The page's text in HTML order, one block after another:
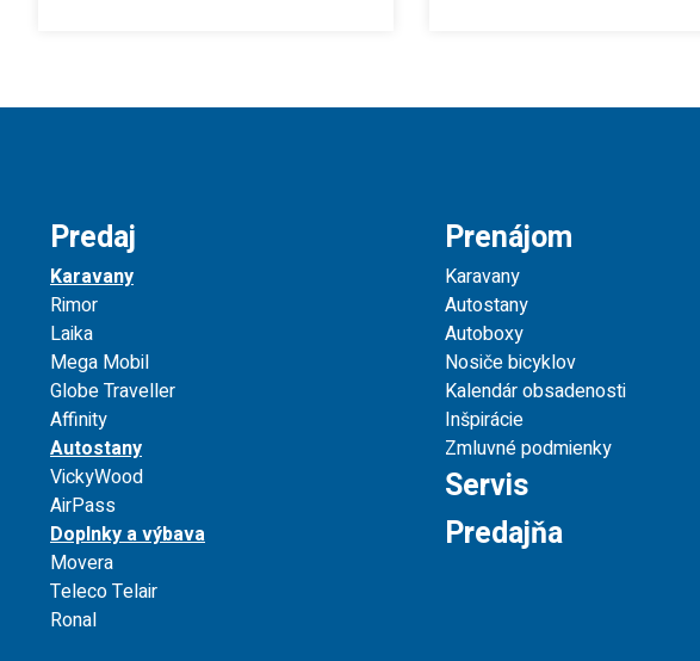
Predaj
Karavany
Rimor
Laika
Mega Mobil
Globe Traveller
Affinity
Autostany
VickyWood
AirPass
Doplnky a výbava
Movera
Teleco Telair
Ronal
Prenájom
Karavany
Autostany
Autoboxy
Nosiče bicyklov
Kalendár obsadenosti
Inšpirácie
Zmluvné podmienky
Servis
Predajňa